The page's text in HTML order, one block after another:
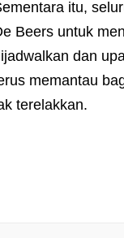
itu,
Beers untuk
dan
memantau
terelakkan.